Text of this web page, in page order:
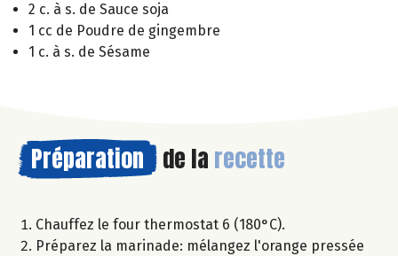
2 c. à s. de Sauce soja
1 cc de Poudre de gingembre
1 c. à s. de Sésame
Préparation de la recette
Chauffez le four thermostat 6 (180°C).
Préparez la marinade: mélangez l'orange pressée